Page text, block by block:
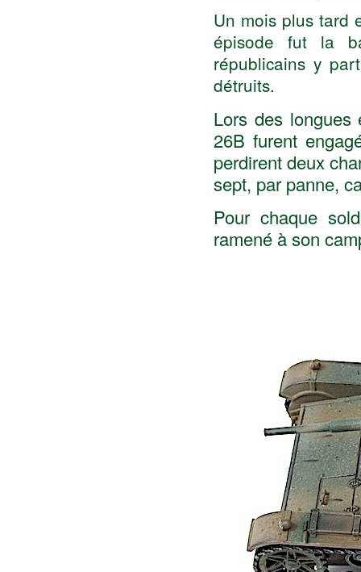
Un mois plus tard
épisode fut la
républicains y
détruits.
Lors des longues
26B furent
perdirent deux
sept, par panne,
Pour chaque
ramené à son